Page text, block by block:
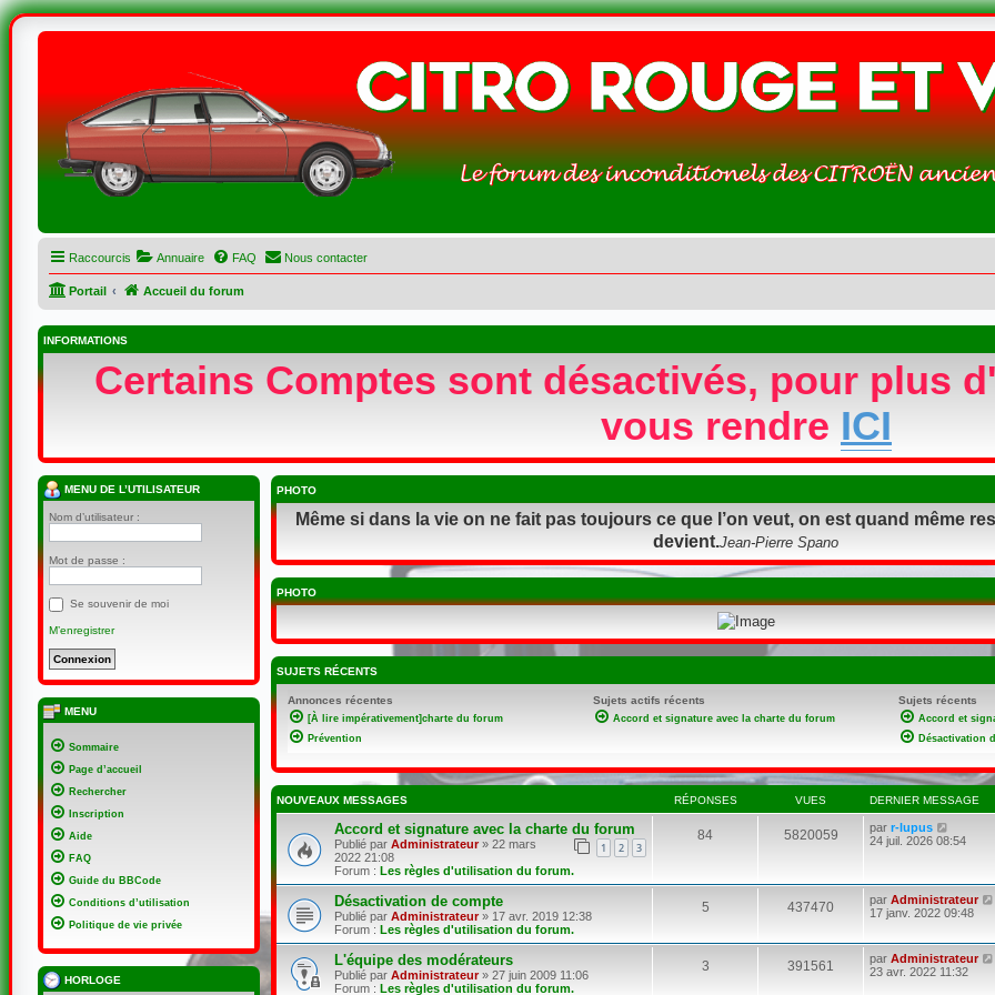
Raccourcis Annuaire FAQ Nous contacter
Portail Accueil du forum
INFORMATIONS
Certains Comptes sont désactivés, pour plus
vous rendre ICI
PHOTO
Même si dans la vie on ne fait pas toujours ce que l’on veut, on est quand même
devient.Jean-Pierre Spano
PHOTO
SUJETS RÉCENTS
Annonces récentes Sujets actifs récents Sujets récents
[À lire impérativement]charte du forum
Prévention
Accord et signature avec la charte du forum
Accord et
Désactivation
NOUVEAUX MESSAGES RÉPONSES VUES DERNIER MESSAGE
Accord et signature avec la charte du forum
1 2 3
Publié par Administrateur» 22 mars
2022 21:08
Forum : Les règles d'utilisation du forum.
84 5820059 parr-lupus
o
t
e
l
e
d
24 juil. 2026 08:54
Désactivation de compte
Publié par Administrateur» 17 avr. 2019 12:38
Forum : Les règles d'utilisation du forum.
5 437470 parAdministrateur
17 janv. 2022 09:48
L'équipe des modérateurs
Publié par Administrateur» 27 juin 2009 11:06
Forum : Les règles d'utilisation du forum.
3 391561 parAdministrateur
23 avr. 2022 11:32
MENU DE L’UTILISATEUR
Nom d’utilisateur :
Mot de passe :
Se souvenir de moi
M’enregistrer
MENU
Sommaire
Page d’accueil
Rechercher
Inscription
Aide
FAQ
Guide du BBCode
Conditions d’utilisation
Politique de vie privée
HORLOGE